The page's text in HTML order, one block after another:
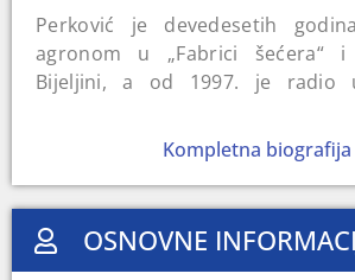
Perković je devedesetih
agronom u „Fabrici šećera“ i
Bijeljini, a od 1997. je radio
Republike Srpske (RS) kao
kao glavni poljoprivredni
– od 2005. do 2006. godine –
ovoj instituciji.
Na izborima 2006. godine je
Kompletna biografija
OSNOVNE